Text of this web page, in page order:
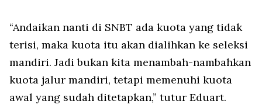
“Andaikan nanti di SNBT ada kuota yang tidak
terisi, maka kuota itu akan dialihkan ke seleksi
mandiri. Jadi bukan kita menambah-nambahkan
kuota jalur mandiri, tetapi memenuhi kuota
awal yang sudah ditetapkan,” tutur Eduart.